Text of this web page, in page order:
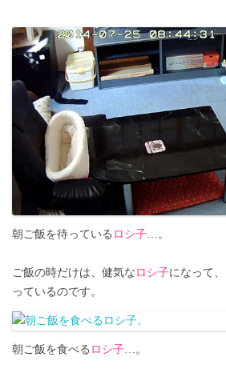
朝ご飯を待っている ロシ子…。
ご飯の時だけは、健気な ロシ子になって
っているのです。
朝ご飯を食べる ロシ子…。